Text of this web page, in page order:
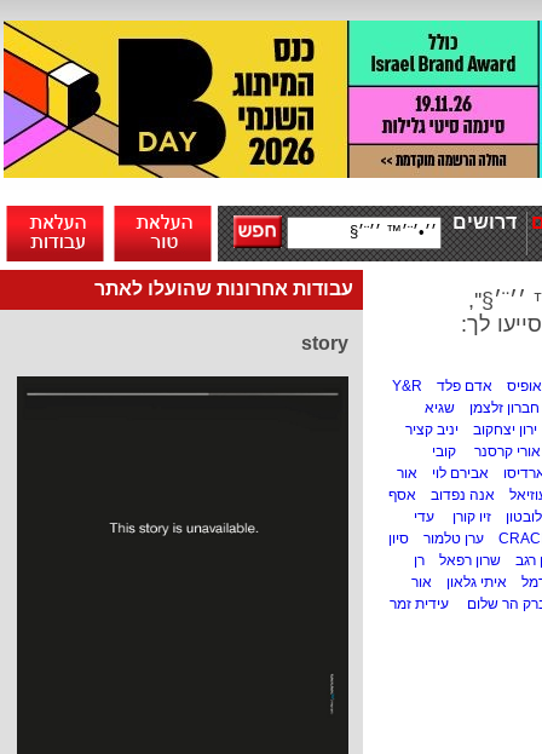
דרושים
עבודות אחרונות שהועלו לאתר
story
לך:
אדם פלד
Y&R
חברון זלצמן
שגיא
ירון יצחקוב
יניב קציר
אורי קרסנר
קובי
אבירם לוי
אור
אנה נפדוב
אסף
זיו קורן
עדי
ערן טלמור
סיון
רגב
שרון רפאל
רן
איתי גלאון
אור
הר שלום
עידית זמר